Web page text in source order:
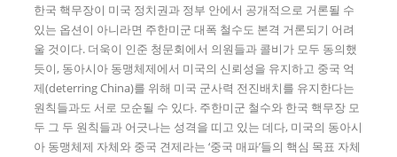
한국 핵무장이 미국 정치권과 정부 안에서 공개적으로 거론될 수
있는 옵션이 아니라면 주한미군 대폭 철수도 본격 거론되기 어려
울 것이다. 더욱이 인준 청문회에서 의원들과 콜비가 모두 동의했
듯이, 동아시아 동맹체제에서 미국의 신뢰성을 유지하고 중국 억
제(deterring China)를 위해 미국 군사력 전진배치를 유지한다는
원칙들과도 서로 모순될 수 있다. 주한미군 철수와 한국 핵무장 모
두 그 두 원칙들과 어긋나는 성격을 띠고 있는 데다, 미국의 동아시
아 동맹체제 자체와 중국 견제라는 ‘중국 매파’들의 핵심 목표 자체